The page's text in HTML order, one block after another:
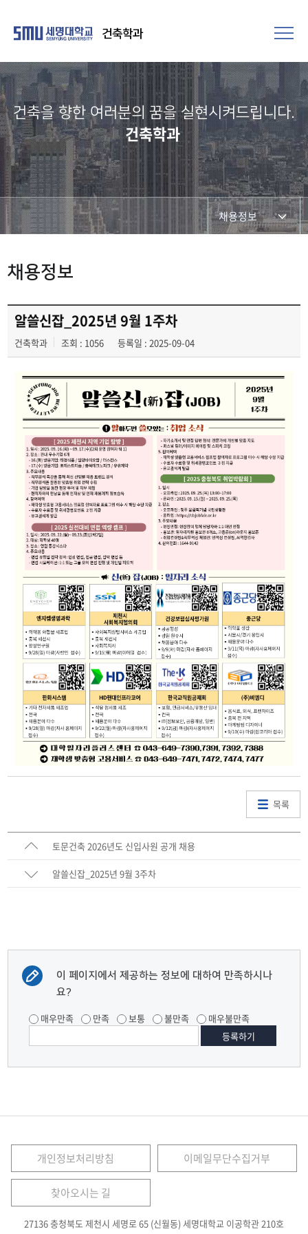
건축학과
건축을 향한 여러분의 꿈을 실현시켜드립니다.​
건축학과
채용정보
채용정보
알쓸신잡_2025년 9월 1주차
건축학과 조회 : 1056 등록일 : 2025-09-04
목록
토문건축 2026년도 신입사원 공개 채용
알쓸신잡_2025년 9월 3주차
이 페이지에서 제공하는 정보에 대하여 만족하시나
요?
매우만족 만족 보통 불만족 매우불만족
개인정보처리방침 이메일무단수집거부
찾아오시는 길
27136 충청북도 제천시 세명로 65 (신월동) 세명대학교 이공학관 210호